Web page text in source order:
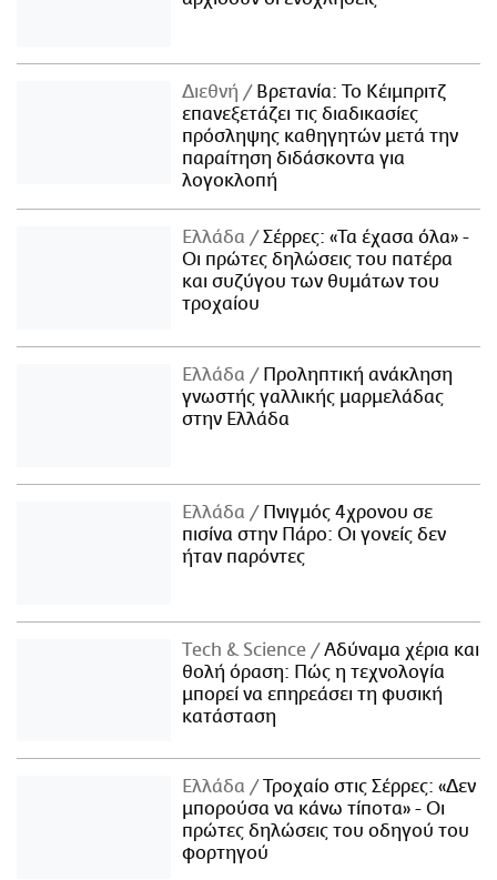
Διεθνή
Βρετανία: Το Κέιμπριτζ
επανεξετάζει τις διαδικασίες
πρόσληψης καθηγητών μετά την
παραίτηση διδάσκοντα για
λογοκλοπή
Ελλάδα
Σέρρες: «Τα έχασα όλα» -
Οι πρώτες δηλώσεις του πατέρα
και συζύγου των θυμάτων του
τροχαίου
Ελλάδα
Προληπτική ανάκληση
γνωστής γαλλικής μαρμελάδας
στην Ελλάδα
Ελλάδα
Πνιγμός 4χρονου σε
πισίνα στην Πάρο: Οι γονείς δεν
ήταν παρόντες
Τech & Science
Αδύναμα χέρια και
θολή όραση: Πώς η τεχνολογία
μπορεί να επηρεάσει τη φυσική
κατάσταση
Ελλάδα
Τροχαίο στις Σέρρες: «Δεν
μπορούσα να κάνω τίποτα» - Οι
πρώτες δηλώσεις του οδηγού του
φορτηγού